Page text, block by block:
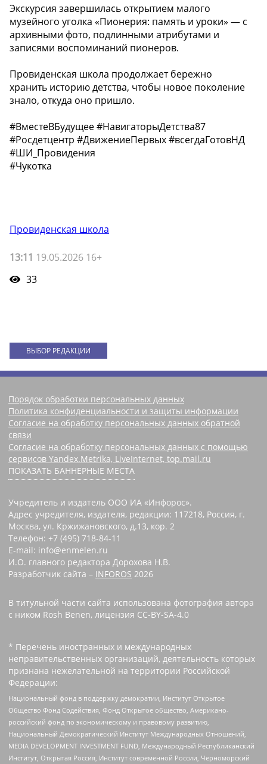
Экскурсия завершилась открытием малого
музейного уголка «Пионерия: память и уроки» — с
архивными фото, подлинными атрибутами и
записями воспоминаний пионеров.
Провиденская школа продолжает бережно
хранить историю детства, чтобы новое поколение
знало, откуда оно пришло.
#ВместеВБудущее #НавигаторыДетства87
#Росдетцентр #ДвижениеПервых #всегдаГотовНД
#ШИ_Провидения
#Чукотка
Провиденская школа
13:11 19.05.2026 16+
33
ВЫБОР РЕДАКЦИИ
Порядок обработки персональных данных
Политика конфиденциальности и защиты информации
Согласие на обработку персональных данных обратной
связи
Согласие на обработку персональных данных с помощью
сервисов Yandex.Metrika, LiveInternet, top.mail.ru
ПОКАЗАТЬ БАННЕРНЫЕ МЕСТА
Учредитель и издатель ООО ИА «Инфорос».
Адрес учредителя, издателя, редакции: 117218, Россия, г.
Москва, ул. Кржижановского, д.13, кор. 2
Телефон: +7 (495) 718-84-11
E-mail: info@enmelen.ru
И.О. главного редактора Дорохова Н.В.
Разработчик сайта – INFOROS 2026
В титульной части сайта использована фотография автора
с ником Rosh Benen, лицензия CC-BY-SA-4.0
* Перечень иностранных и международных
неправительственных организаций, деятельность которых
признана нежелательной на территории Российской
Федерации:
Национальный фонд в поддержку демократии, Институт Открытое
Общество Фонд Содействия, Фонд Открытое общество, Американо-
российский фонд по экономическому и правовому развитию,
Национальный Демократический Институт Международных Отношений,
MEDIA DEVELOPMENT INVESTMENT FUND, Международный Республиканский
Институт, Открытая Россия, Институт современной России, Черноморский